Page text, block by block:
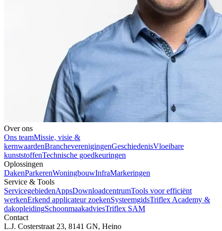
Over ons
Ons teamMissie, visie &
kernwaardenBrancheverenigingenGeschiedenisVloeibare
kunststoffenTechnische goedkeuringen
Oplossingen
DakenParkerenWoningbouwInfraMarkeringen
Service & Tools
ServicegebiedenAppsDownloadcentrumTools voor efficiënt
werkenErkend applicateur zoekenSysteemgidsTriflex Academy &
dakopleidingSchoonmaakadviesTriflex SAM
Contact
L.J. Costerstraat 23, 8141 GN, Heino